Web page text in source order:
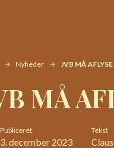
Nyheder JVB MÅ AFLYSE
MÅ
Publiceret
3. december 2023
Tekst